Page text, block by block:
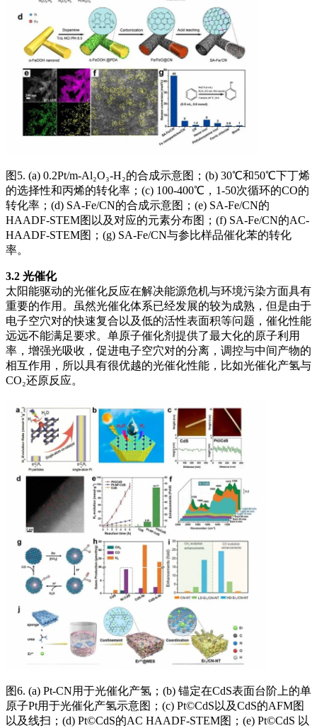
图5. (a) 0.2Pt/m-Al₂O₃-H₂的合成示意图；(b) 30℃和50℃下丁烯
的选择性和丙烯的转化率；(c) 100-400℃，1-50次循环的CO的
转化率；(d) SA-Fe/CN的合成示意图；(e) SA-Fe/CN的
HAADF-STEM图以及对应的元素分布图；(f) SA-Fe/CN的AC-
HAADF-STEM图；(g) SA-Fe/CN与参比样品催化苯的转化
率。
3.2 光催化
太阳能驱动的光催化反应在解决能源危机与环境污染方面具有
重要的作用。虽然光催化体系已经发展的较为成熟，但是由于
电子空穴对的快速复合以及低的活性表面积等问题，催化性能
远远不能满足要求。单原子催化剂提供了最大化的原子利用
率，增强光吸收，促进电子空穴对的分离，调控与中间产物的
相互作用，所以具有很优越的光催化性能，比如光催化产氢与
CO₂还原反应。
图6. (a) Pt-CN用于光催化产氢；(b) 锚定在CdS表面台阶上的单
原子Pt用于光催化产氢示意图；(c) Pt©CdS以及CdS的AFM图
以及线扫；(d) Pt©CdS的AC HAADF-STEM图；(e) Pt©CdS 以